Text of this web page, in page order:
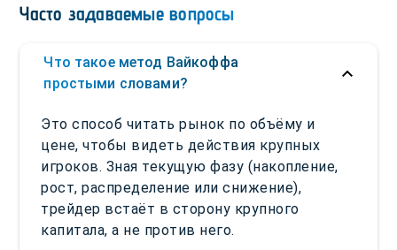
Часто задаваемые вопросы
Что такое метод Вайкоффа
простыми словами?
Это способ читать рынок по объёму и
цене, чтобы видеть действия крупных
игроков. Зная текущую фазу (накопление,
рост, распределение или снижение),
трейдер встаёт в сторону крупного
капитала, а не против него.